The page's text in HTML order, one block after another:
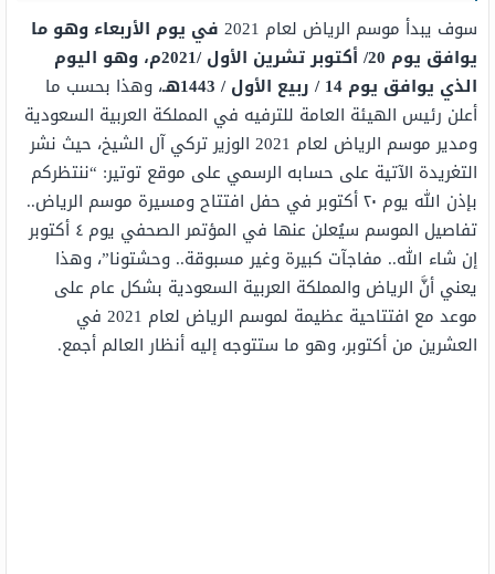
سوف يبدأ موسم الرياض لعام 2021
في يوم الأربعاء وهو ما
يوافق يوم 20/ أكتوبر تشرين الأول /2021م، وهو اليوم
الذي يوافق يوم 14 / ربيع الأول / 1443هـ
، وهذا بحسب ما
أعلن رئيس الهيئة العامة للترفيه في المملكة العربية السعودية
ومدير موسم الرياض لعام 2021 الوزير تركي آل الشيخ، حيث نشر
التغريدة الآتية على حسابه الرسمي على موقع توتير: “ننتظركم
بإذن الله يوم ٢٠ أكتوبر في حفل افتتاح ومسيرة موسم الرياض..
تفاصيل الموسم سيُعلن عنها في المؤتمر الصحفي يوم ٤ أكتوبر
إن شاء الله.. مفاجآت كبيرة وغير مسبوقة.. وحشتونا”، وهذا
يعني أنَّ الرياض والمملكة العربية السعودية بشكل عام على
موعد مع افتتاحية عظيمة لموسم الرياض لعام 2021 في
العشرين من أكتوبر، وهو ما ستتوجه إليه أنظار العالم أجمع.